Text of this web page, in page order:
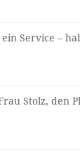
Service –
Stolz, den